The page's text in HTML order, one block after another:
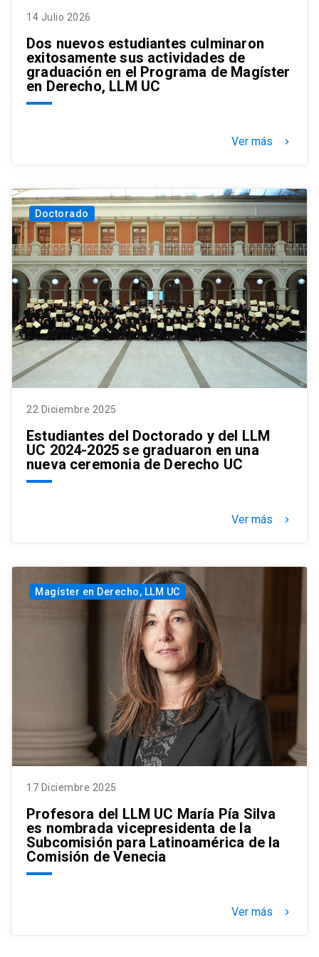
14 Julio 2026
Dos nuevos estudiantes culminaron
exitosamente sus actividades de
graduación en el Programa de Magíster
en Derecho, LLM UC
Ver más keyboard_arrow_right
Doctorado
22 Diciembre 2025
Estudiantes del Doctorado y del LLM
UC 2024-2025 se graduaron en una
nueva ceremonia de Derecho UC
Ver más keyboard_arrow_right
Magíster en Derecho, LLM UC
17 Diciembre 2025
Profesora del LLM UC María Pía Silva
es nombrada vicepresidenta de la
Subcomisión para Latinoamérica de la
Comisión de Venecia
Ver más keyboard_arrow_right